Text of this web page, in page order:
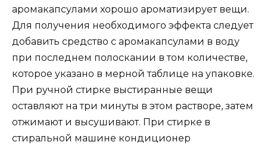
аромакапсулами хорошо ароматизирует вещи.
Для получения необходимого эффекта следует
добавить средство с аромакапсулами в воду
при последнем полоскании в том количестве,
которое указано в мерной таблице на упаковке.
При ручной стирке выстиранные вещи
оставляют на три минуты в этом растворе, затем
отжимают и высушивают. При стирке в
стиральной машине кондиционер